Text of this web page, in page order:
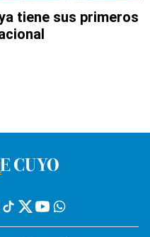
tiene sus primeros